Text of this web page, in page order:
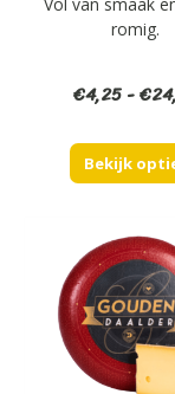
romig.
€4,25-€
Bekijk